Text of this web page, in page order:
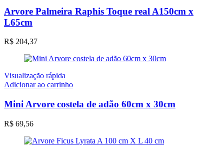
Arvore Palmeira Raphis Toque real A150cm x
L65cm
R$ 204,37
Visualização rápida
Adicionar ao carrinho
Mini Arvore costela de adão 60cm x 30cm
R$ 69,56